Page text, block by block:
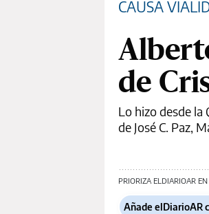
CAUSA
de
Lo hizo desde
de José C. Paz,
PRIORIZA ELDIARIOAR EN
Añade elDiarioAR